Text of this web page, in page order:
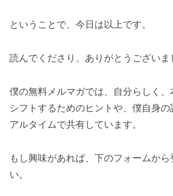
ということで、今日は以上です。
読んでくださり、ありがとうございま
僕の無料メルマガでは、自分らしく、
シフトするためのヒントや、僕自身の
アルタイムで共有しています。
もし興味があれば、下のフォームか
い。